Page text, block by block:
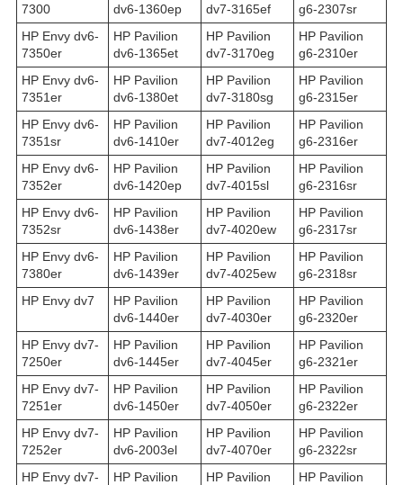
7300
dv6-1360ep
dv7-3165ef
g6-2307sr
HP Envy dv6-
7350er
HP Pavilion
dv6-1365et
HP Pavilion
dv7-3170eg
HP Pavilion
g6-2310er
HP Envy dv6-
7351er
HP Pavilion
dv6-1380et
HP Pavilion
dv7-3180sg
HP Pavilion
g6-2315er
HP Envy dv6-
7351sr
HP Pavilion
dv6-1410er
HP Pavilion
dv7-4012eg
HP Pavilion
g6-2316er
HP Envy dv6-
7352er
HP Pavilion
dv6-1420ep
HP Pavilion
dv7-4015sl
HP Pavilion
g6-2316sr
HP Envy dv6-
7352sr
HP Pavilion
dv6-1438er
HP Pavilion
dv7-4020ew
HP Pavilion
g6-2317sr
HP Envy dv6-
7380er
HP Pavilion
dv6-1439er
HP Pavilion
dv7-4025ew
HP Pavilion
g6-2318sr
HP Envy dv7
HP Pavilion
dv6-1440er
HP Pavilion
dv7-4030er
HP Pavilion
g6-2320er
HP Envy dv7-
7250er
HP Pavilion
dv6-1445er
HP Pavilion
dv7-4045er
HP Pavilion
g6-2321er
HP Envy dv7-
7251er
HP Pavilion
dv6-1450er
HP Pavilion
dv7-4050er
HP Pavilion
g6-2322er
HP Envy dv7-
7252er
HP Pavilion
dv6-2003el
HP Pavilion
dv7-4070er
HP Pavilion
g6-2322sr
HP Envy dv7-
HP Pavilion
HP Pavilion
HP Pavilion